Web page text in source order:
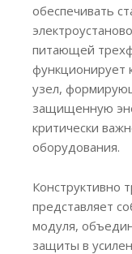
обеспечивать
питающей
функционирует
узел,
защищенную
критически
оборудования.
Конструктивно
представляет
модуля,
защиты в